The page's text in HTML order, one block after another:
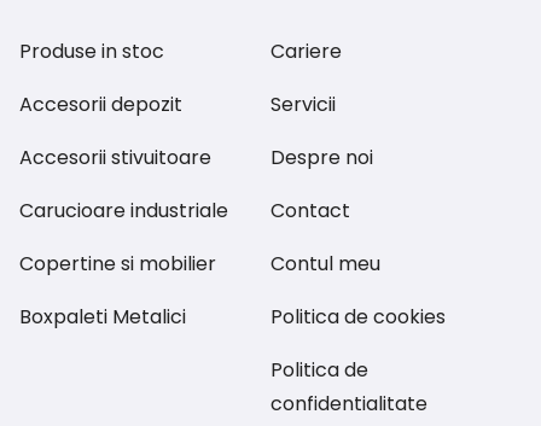
Produse in stoc
Accesorii depozit
Accesorii stivuitoare
Carucioare industriale
Copertine si mobilier
Boxpaleti Metalici
Cariere
Servicii
Despre noi
Contact
Contul meu
Politica de cookies
Politica de
confidentialitate